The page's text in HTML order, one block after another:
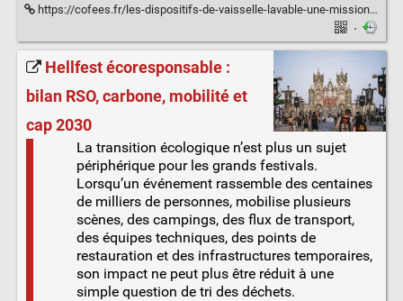
https://cofees.fr/les-dispositifs-de-vaisselle-lavable-une-mission-pour-les-collectivites/
·
Hellfest écoresponsable :
bilan RSO, carbone, mobilité et
cap 2030
La transition écologique n’est plus un sujet
périphérique pour les grands festivals.
Lorsqu’un événement rassemble des centaines
de milliers de personnes, mobilise plusieurs
scènes, des campings, des flux de transport,
des équipes techniques, des points de
restauration et des infrastructures temporaires,
son impact ne peut plus être réduit à une
simple question de tri des déchets.